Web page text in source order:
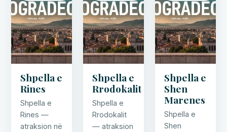
Shpella e
Rines
Shpella e
Rines —
atraksion në
Shpella e
Rrodokalit
Shpella e
Rrodokalit
— atraksion
Shpella e
Shen
Marenes
Shpella e
Shen